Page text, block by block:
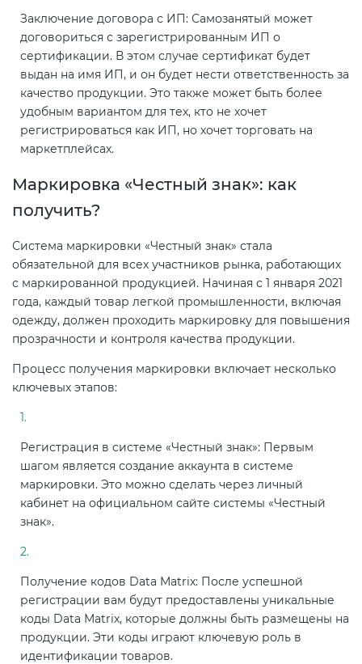
Заключение договора с ИП: Самозанятый может
договориться с зарегистрированным ИП о
сертификации. В этом случае сертификат будет
выдан на имя ИП, и он будет нести ответственность за
качество продукции. Это также может быть более
удобным вариантом для тех, кто не хочет
регистрироваться как ИП, но хочет торговать на
маркетплейсах.
Маркировка «Честный знак»: как
получить?
Система маркировки «Честный знак» стала
обязательной для всех участников рынка, работающих
с маркированной продукцией. Начиная с 1 января 2021
года, каждый товар легкой промышленности, включая
одежду, должен проходить маркировку для повышения
прозрачности и контроля качества продукции.
Процесс получения маркировки включает несколько
ключевых этапов:
Регистрация в системе «Честный знак»: Первым
шагом является создание аккаунта в системе
маркировки. Это можно сделать через личный
кабинет на официальном сайте системы «Честный
знак».
Получение кодов Data Matrix: После успешной
регистрации вам будут предоставлены уникальные
коды Data Matrix, которые должны быть размещены на
продукции. Эти коды играют ключевую роль в
идентификации товаров.